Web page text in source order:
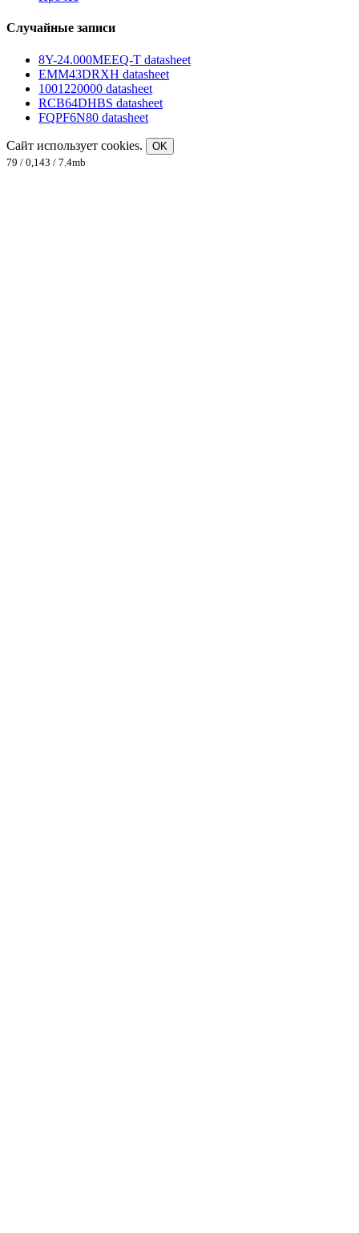
Случайные записи
8Y-24.000MEEQ-T datasheet
EMM43DRXH datasheet
1001220000 datasheet
RCB64DHBS datasheet
FQPF6N80 datasheet
Сайт использует cookies.
OK
79 / 0,143 / 7.4mb